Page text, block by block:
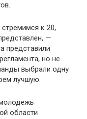
к 20,
—
представили
но не
выбрали одну
лучшую.